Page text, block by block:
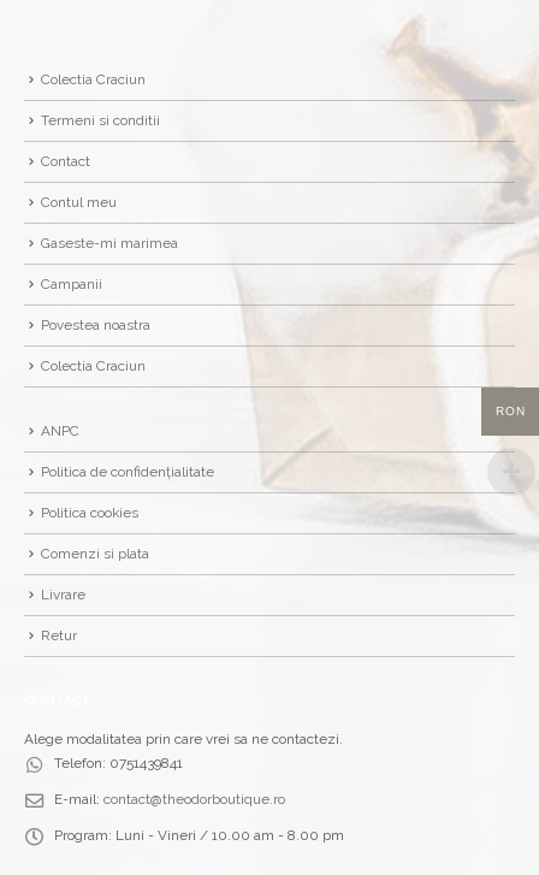
Colectia Craciun
Termeni si conditii
Contact
Contul meu
Gaseste-mi marimea
Campanii
Povestea noastra
Colectia Craciun
ANPC
Politica de confidențialitate
Politica cookies
Comenzi si plata
Livrare
Retur
Alege modalitatea prin care vrei sa ne contactezi.
Telefon: 0751439841
E-mail: contact@theodorboutique.ro
Program: Luni - Vineri / 10.00 am - 8.00 pm
RON